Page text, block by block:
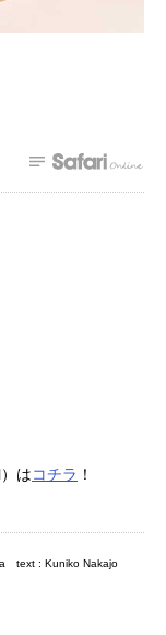
はコチラ ！
text : Kuniko Nakajo